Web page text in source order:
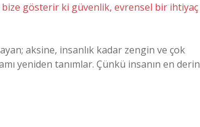
gösterir ki güvenlik, evrensel bir ihtiyaç
aksine, insanlık kadar zengin ve çok
yeniden tanımlar. Çünkü insanın en derin